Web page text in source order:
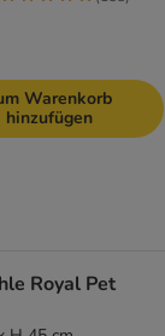
Warenkorb
hinzufügen
Royal Pet